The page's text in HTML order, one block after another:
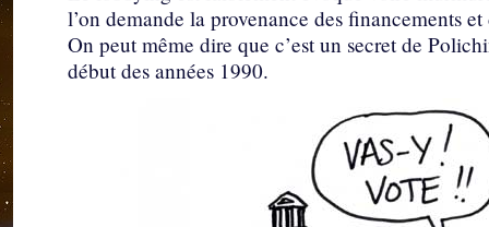
l’on demande la provenance des financements
On peut même dire que c’est un secret de
début des années 1990.